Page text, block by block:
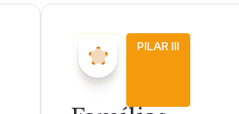
PILAR III